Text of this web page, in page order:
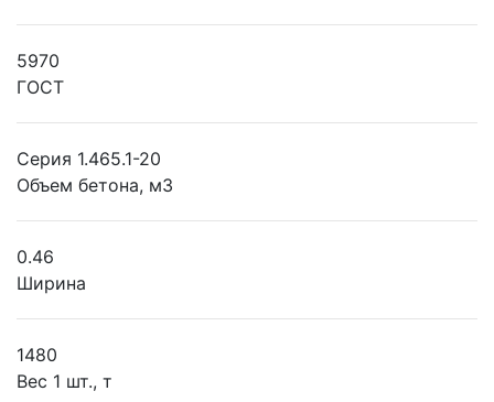
5970
ГОСТ
Серия 1.465.1-20
Объем бетона, м3
0.46
Ширина
1480
Вес 1 шт., т